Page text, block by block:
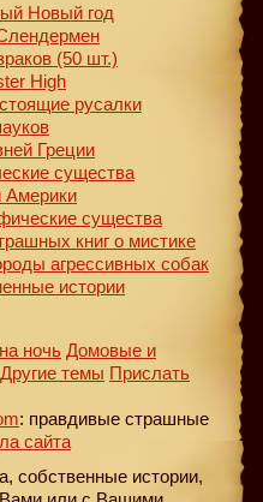
Новый год
(50 шт.)
High
русалки
Греции
существа
существа
книг о мистике
агрессивных собак
истории
ночь Домовые и
Другие темы Прислать
: правдивые страшные
сайта
собственные истории,